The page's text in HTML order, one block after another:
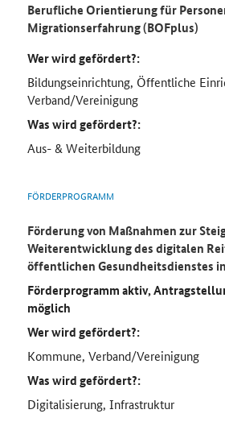
Berufliche Orientierung für
Migrationserfahrung (BOFplus)
Wer wird gefördert?:
Bildungseinrichtung, Öffentliche
Verband/Vereinigung
Was wird gefördert?:
Aus- & Weiterbildung
FÖRDERPROGRAMM
Förderung von Maßnahmen zur
Weiterentwicklung des digitalen
öffentlichen Gesundheitsdienstes
Förderprogramm aktiv,
möglich
Wer wird gefördert?:
Kommune, Verband/Vereinigung
Was wird gefördert?:
Digitalisierung, Infrastruktur